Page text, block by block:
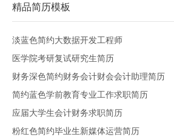
精品简历模板
淡蓝色简约大数据开发工程师
医学院考研复试研究生简历
财务深色简约财务会计财会会计助理简历
简约蓝色学前教育专业工作求职简历
应届大学生会计财务求职简历
粉红色简约毕业生新媒体运营简历